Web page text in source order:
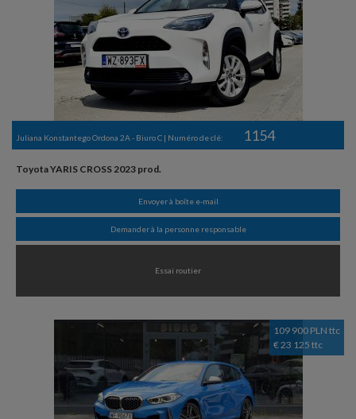
Juliana Konstantego Ordona 2A - Biuro C | Numéro de clé: 1154
Toyota YARIS CROSS 2023 prod.
Envoyer à boîte e-mail
Demander à la personne responsable
Essai routier
109 900 PLN ttc
€ 23 125 ttc